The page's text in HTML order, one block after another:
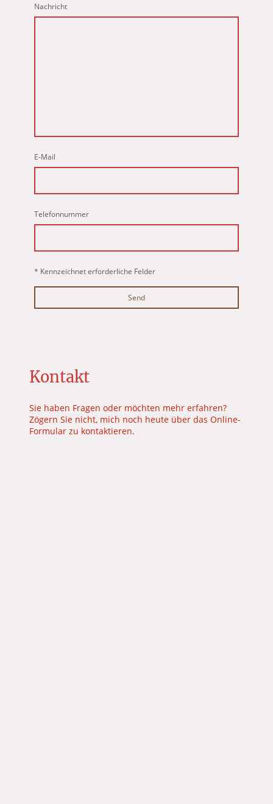
Nachricht
E-Mail
Telefonnummer
* Kennzeichnet erforderliche Felder
Send
Kontakt
Sie haben Fragen oder möchten mehr erfahren?
Zögern Sie nicht, mich noch heute über das Online-
Formular zu kontaktieren.